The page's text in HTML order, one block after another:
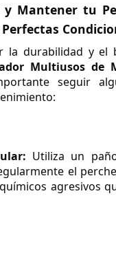
y Mantener tu
Multiusos de
seguir
Utiliza un
el
agresivos